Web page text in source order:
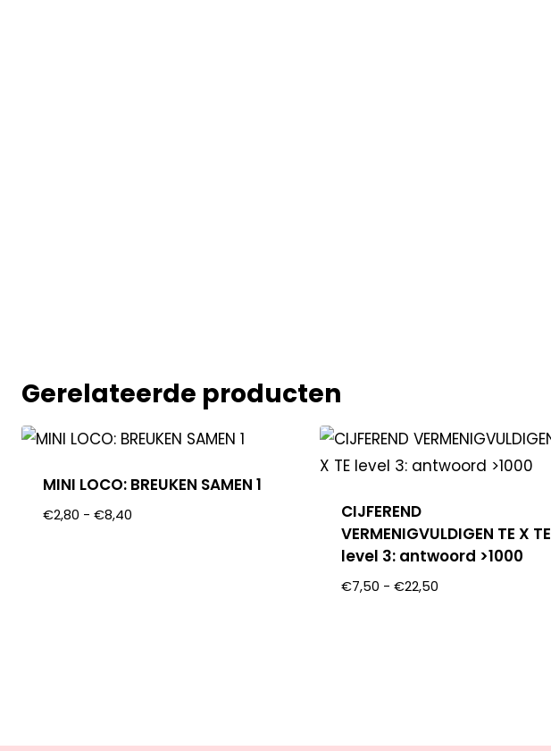
Gerelateerde producten
MINI LOCO: BREUKEN SAMEN 1
€2,80 - €8,40
CIJFEREND
VERMENIGVULDIGEN TE X TE
level 3: antwoord >1000
€7,50 - €22,50